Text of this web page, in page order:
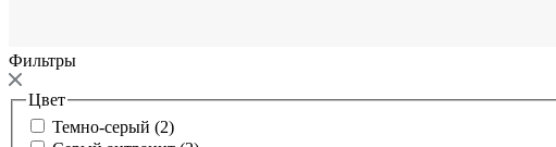
Фильтры
Цвет
Темно-серый (2)